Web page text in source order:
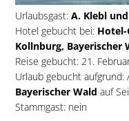
Urlaubsgast:A. Klebl
Hotel gebucht bei:Hotel-
Kollnburg, Bayerischer
Reise gebucht: 21.
Urlaub gebucht aufgrund:
Bayerischer Wald auf
Stammgast: nein